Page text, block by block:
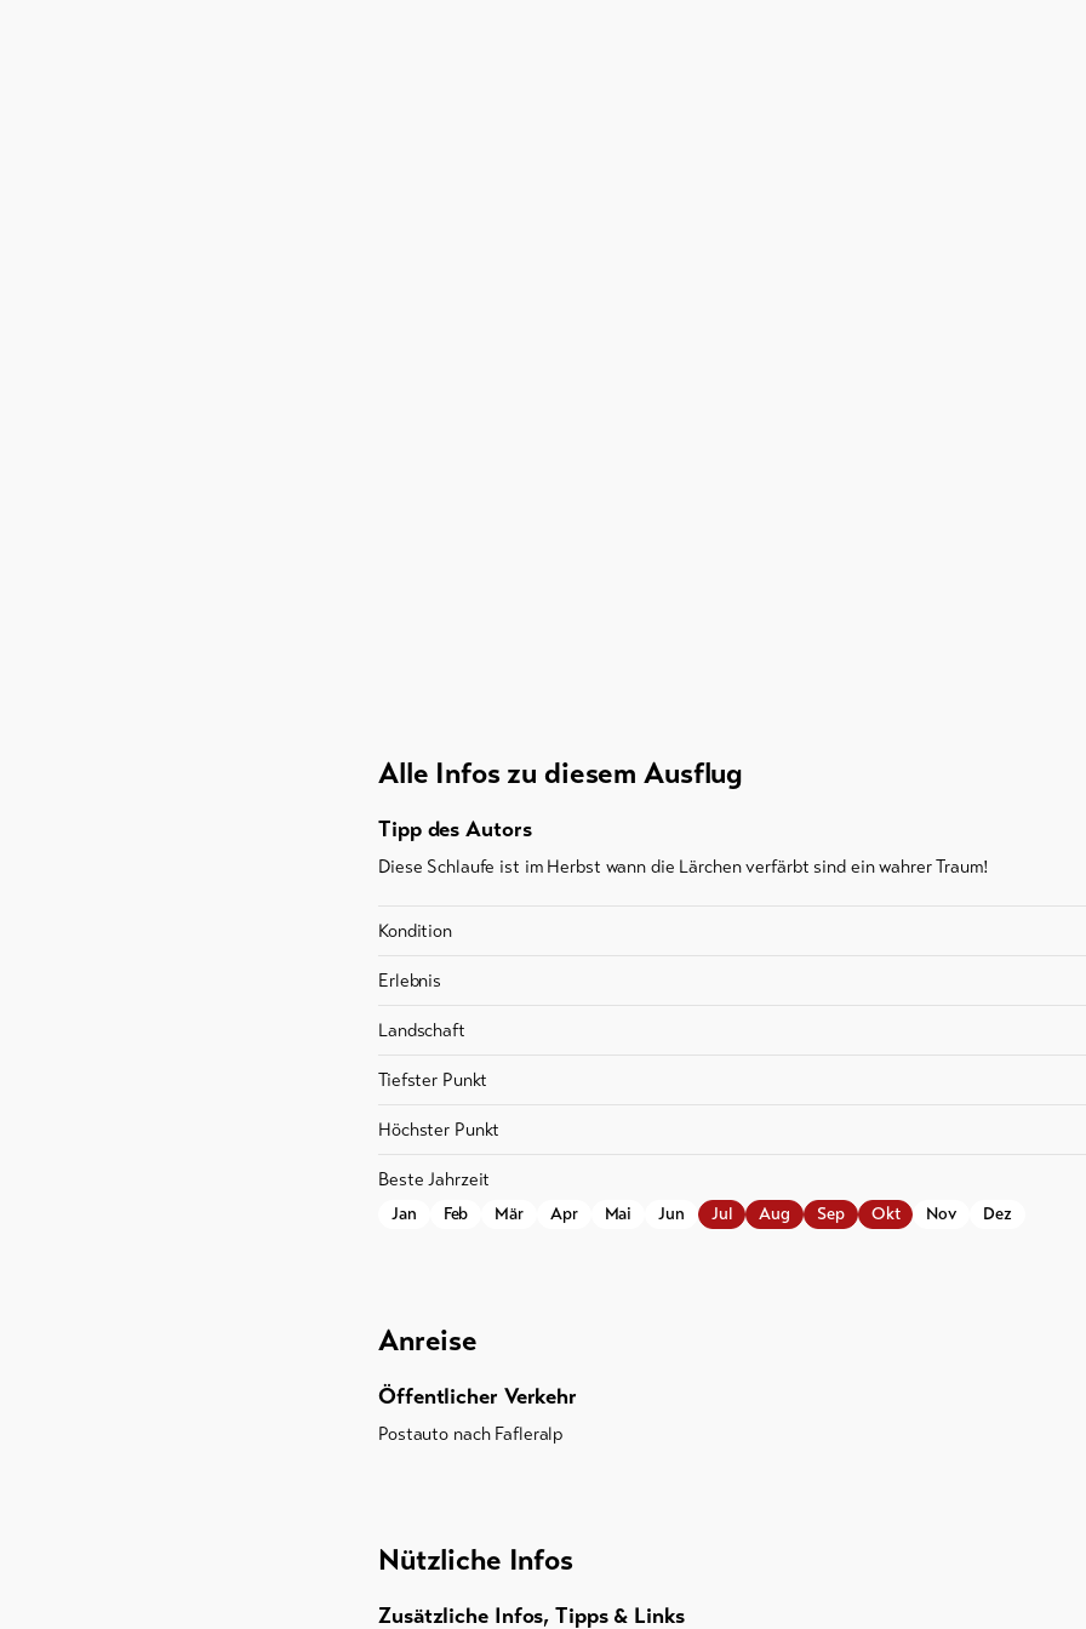
Alle Infos zu diesem Ausflug
Tipp des Autors
Diese Schlaufe ist im Herbst wann die Lärchen verfärbt sind ein wahrer Traum!
Kondition
Erlebnis
Landschaft
Tiefster Punkt
Höchster Punkt
Beste Jahrzeit
Jan Feb Mär Apr Mai Jun Jul Aug Sep Okt Nov Dez
Anreise
Öffentlicher Verkehr
Postauto nach Fafleralp
Nützliche Infos
Zusätzliche Infos, Tipps & Links